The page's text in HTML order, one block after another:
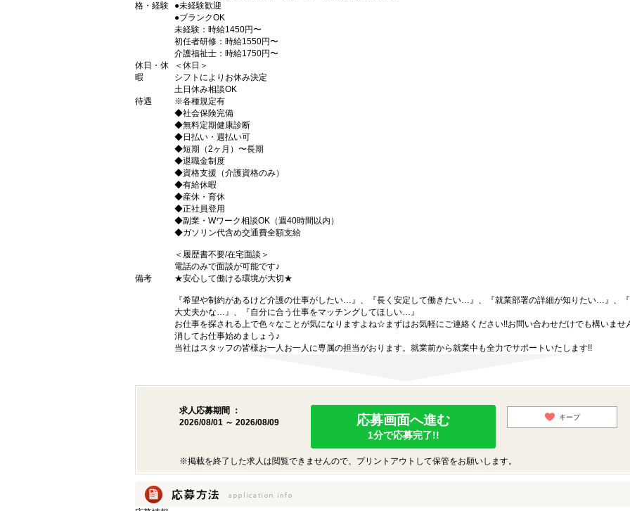
格・経験
●未経験歓迎
●ブランクOK
未経験：時給1450円〜
初任者研修：時給1550円〜
介護福祉士：時給1750円〜
休日・休
暇
＜休日＞
シフトによりお休み決定
土日休み相談OK
待遇
※各種規定有
◆社会保険完備
◆無料定期健康診断
◆日払い・週払い可
◆短期（2ヶ月）〜長期
◆退職金制度
◆資格支援（介護資格のみ）
◆有給休暇
◆産休・育休
◆正社員登用
◆副業・Wワーク相談OK（週40時間以内）
◆ガソリン代含め交通費全額支給
＜履歴書不要/在宅面談＞
電話のみで面談が可能です♪
備考
★安心して働ける環境が大切★
『希望や制約があるけど介護の仕事がしたい…』、『長く安定して働きたい…』、『就業部署の詳細が知りたい…』、
大丈夫かな…』、『自分に合う仕事をマッチングしてほしい…』
お仕事を探される上で色々なことが気になりますよね☆まずはお気軽にご連絡ください!!お問い合わせだけでも構いませ
消してお仕事始めましょう♪
当社はスタッフの皆様お一人お一人に専属の担当がおります。就業前から就業中も全力でサポートいたします!!
求人応募期間 ：
2026/08/01 ～ 2026/08/09
応募画面へ進む
1分で応募完了!!
キープ
※掲載を終了した求人は閲覧できませんので、プリントアウトして保管をお願いします。